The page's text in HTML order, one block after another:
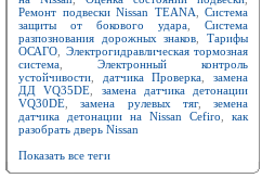
Ремонт подвески Nissan TEANA
Система
защиты от бокового удара
Система
разпознования дорожных знаков ,Тарифы
ОСАГО
Электрогидравлическая тормозная
система
Электронный контроль
устойчивости
датчика Проверка ,замена
ДД VQ35DE
замена датчика детонации
VQ30DE ,замена рулевых тяг, земена
датчика детонации на Nissan Cefiro
как
разобрать дверь Nissan
Показать все теги